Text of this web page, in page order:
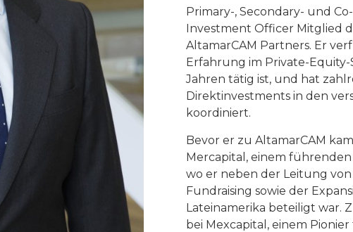
Primary-, Secondary- und
Investment Officer Mitglied
AltamarCAM Partners. Er
Erfahrung im Private-Equity-
Jahren tätig ist, und hat
Direktinvestments in den
koordiniert.
Bevor er zu AltamarCAM
Mercapital, einem
wo er neben der Leitung
Fundraising sowie der
Lateinamerika beteiligt war.
bei Mexcapital, einem